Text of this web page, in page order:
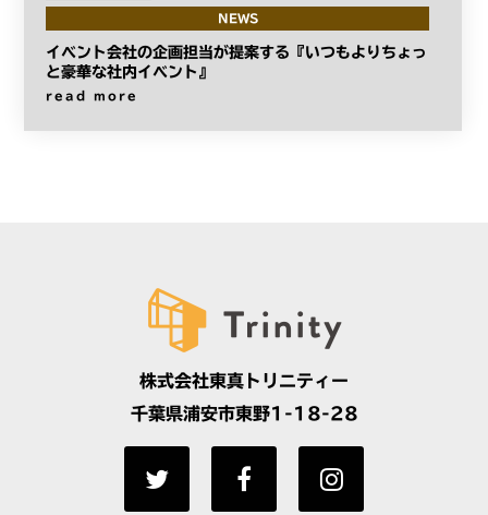
NEWS
イベント会社の企画担当が提案する『いつもよりちょっ
と豪華な社内イベント』
read more
株式会社東真トリニティー
千葉県浦安市東野1-18-28